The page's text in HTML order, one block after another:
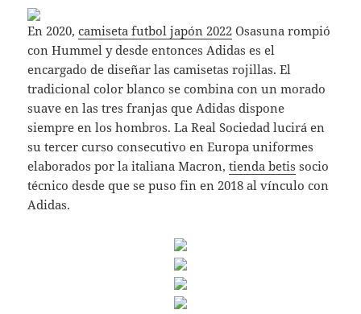
En 2020,camiseta futbol japón 2022 Osasuna rompió
con Hummel y desde entonces Adidas es el
encargado de diseñar las camisetas rojillas. El
tradicional color blanco se combina con un morado
suave en las tres franjas que Adidas dispone
siempre en los hombros. La Real Sociedad lucirá en
su tercer curso consecutivo en Europa uniformes
elaborados por la italiana Macron,tienda betis socio
técnico desde que se puso fin en 2018 al vínculo con
Adidas.